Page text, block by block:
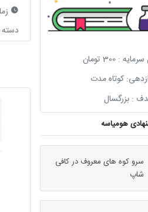
سرمایه :300 تومان
کوتاه مدت
:بزرگسال
هومیاسه
سرو کوه های معروف در کافی
شاپ